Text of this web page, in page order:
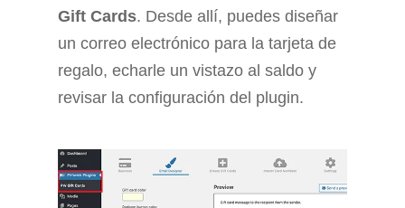
Gift Cards. Desde allí, puedes diseñar
un correo electrónico para la tarjeta de
regalo, echarle un vistazo al saldo y
revisar la configuración del plugin.